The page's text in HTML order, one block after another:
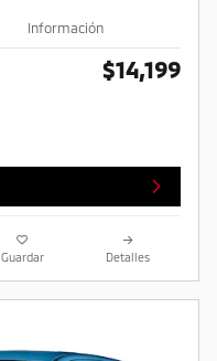
Información
$14,199
Guardar Detalles